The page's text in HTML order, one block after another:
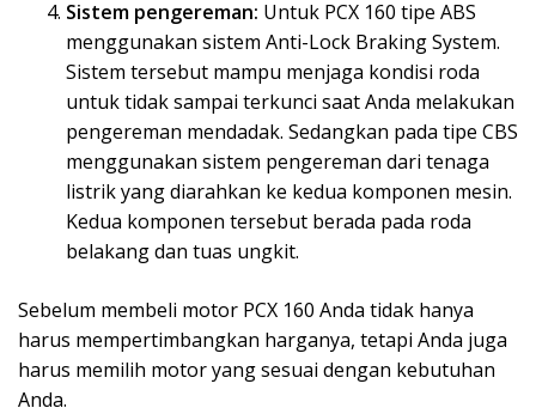
Sistem pengereman: Untuk PCX 160 tipe ABS
menggunakan sistem Anti-Lock Braking System.
Sistem tersebut mampu menjaga kondisi roda
untuk tidak sampai terkunci saat Anda melakukan
pengereman mendadak. Sedangkan pada tipe CBS
menggunakan sistem pengereman dari tenaga
listrik yang diarahkan ke kedua komponen mesin.
Kedua komponen tersebut berada pada roda
belakang dan tuas ungkit.
Sebelum membeli motor PCX 160 Anda tidak hanya
harus mempertimbangkan harganya, tetapi Anda juga
harus memilih motor yang sesuai dengan kebutuhan
Anda.